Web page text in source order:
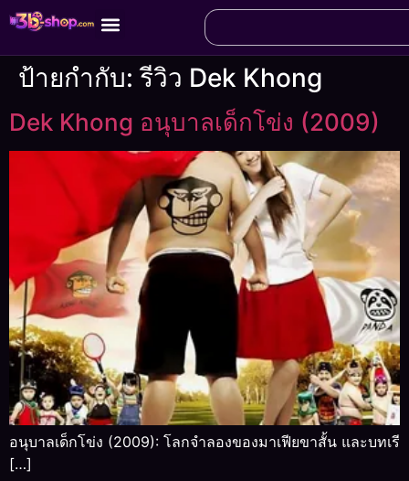
ป้ายกำกับ:รีวิว Dek Khong
Dek Khong อนุบาลเด็กโข่ง (2009)
อนุบาลเด็กโข่ง (2009): โลกจำลองของมาเฟียขาสั้น และบทเรี
[…]